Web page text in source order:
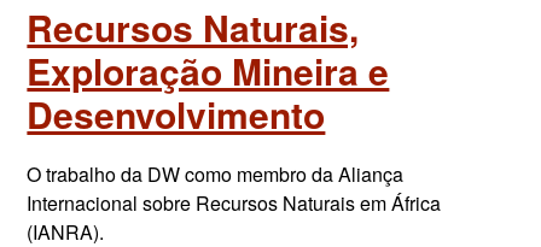
Recursos Naturais,
Exploração Mineira e
Desenvolvimento
O trabalho da DW como membro da Aliança
Internacional sobre Recursos Naturais em África
(IANRA).